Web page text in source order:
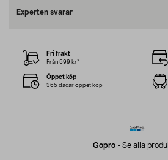
Experten svarar
Gopro - Se alla
Fri frakt
Från 599 kr*
Öppet köp
365 dagar öppet köp